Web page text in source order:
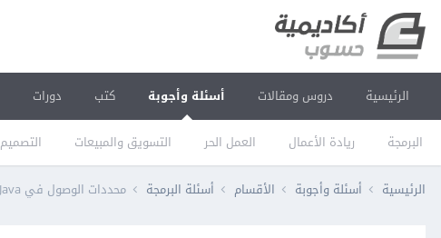
الرئيسية دروس ومقالات أسئلة وأجوبة
البرمجة ريادة الأعمال العمل الحر التسويق والمبيعات التصميم
كتب دورات
الرئيسية أسئلة وأجوبة الأقسام أسئلة البرمجة محددات الوصول في Java